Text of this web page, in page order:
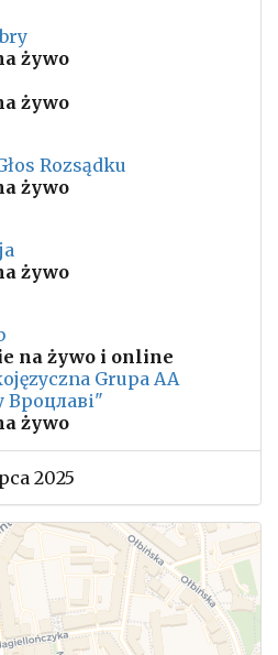
żywo
żywo
Rozsądku
żywo
żywo
na żywo i online
Grupa AA
żywo
2025